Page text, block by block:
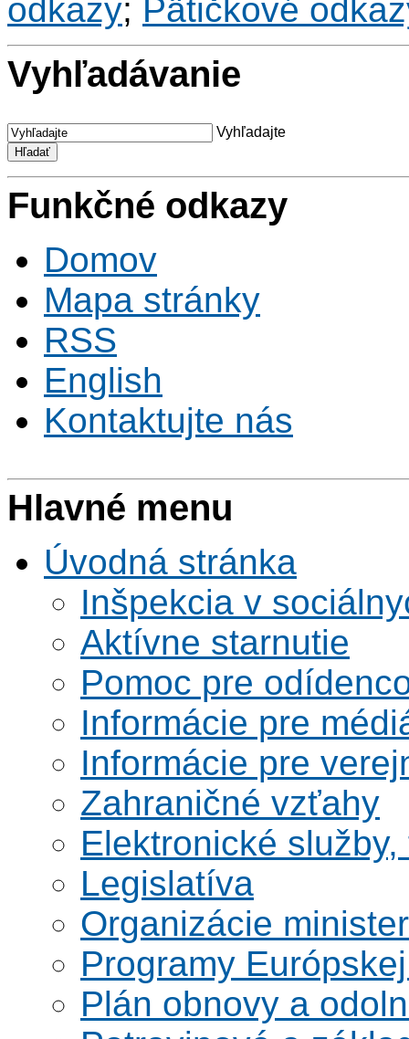
odkazy; Pätičkové
Vyhľadávanie
Vyhľadajte
Funkčné odkazy
Domov
Mapa stránky
RSS
English
Kontaktujte nás
Hlavné menu
Úvodná stránka
Inšpekcia v
Aktívne starnutie
Pomoc pre
Informácie pre
Informácie pre
Zahraničné vzťahy
Elektronické
Legislatíva
Organizácie
Programy
Plán obnovy a